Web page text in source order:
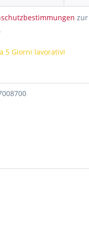
zur
5 Giorni lavorativi